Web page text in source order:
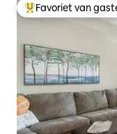
Topfavoriet van
Favoriet van